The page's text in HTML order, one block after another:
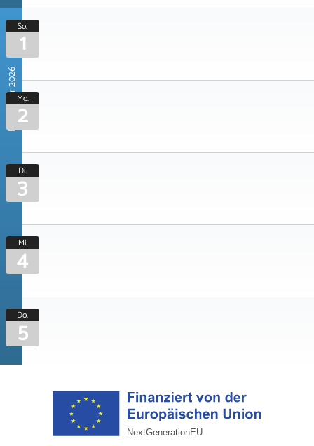
November 2026
So.
1
Mo.
2
Di.
3
Mi.
4
Do.
5